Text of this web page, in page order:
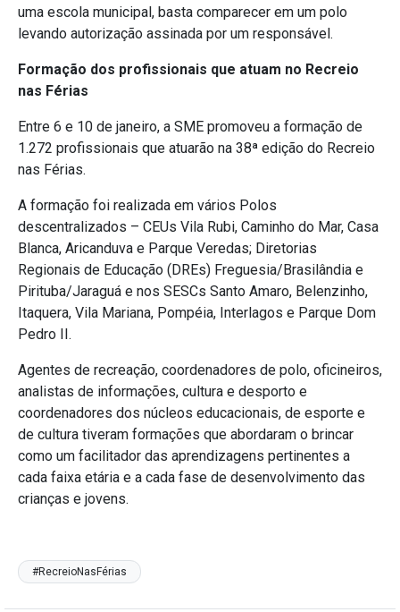
uma escola municipal, basta comparecer em um polo
levando autorização assinada por um responsável.
Formação dos profissionais que atuam no Recreio
nas Férias
Entre 6 e 10 de janeiro, a SME promoveu a formação de
1.272 profissionais que atuarão na 38ª edição do Recreio
nas Férias.
A formação foi realizada em vários Polos
descentralizados – CEUs Vila Rubi, Caminho do Mar, Casa
Blanca, Aricanduva e Parque Veredas; Diretorias
Regionais de Educação (DREs) Freguesia/Brasilândia e
Pirituba/Jaraguá e nos SESCs Santo Amaro, Belenzinho,
Itaquera, Vila Mariana, Pompéia, Interlagos e Parque Dom
Pedro II.
Agentes de recreação, coordenadores de polo, oficineiros,
analistas de informações, cultura e desporto e
coordenadores dos núcleos educacionais, de esporte e
de cultura tiveram formações que abordaram o brincar
como um facilitador das aprendizagens pertinentes a
cada faixa etária e a cada fase de desenvolvimento das
crianças e jovens.
#RecreioNasFérias